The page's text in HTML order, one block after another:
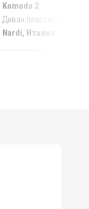
Komodo 2
Диван пластиковый с
Nardi, Италия